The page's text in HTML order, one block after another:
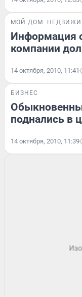
МОЙ ДОМ
Информация
компании
14 октября, 2010, 11:41
БИЗНЕС
поднались в
14 октября, 2010, 11:39